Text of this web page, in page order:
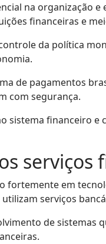
na organização
financeiras e
da política
de pagamentos
com segurança.
sistema financeiro
serviços
fortemente em
serviços
de